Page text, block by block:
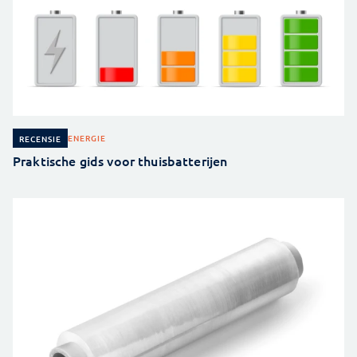
RECENSIE ENERGIE
Praktische gids voor thuisbatterijen